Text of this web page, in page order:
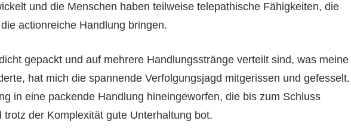
und die Menschen haben teilweise telepathische Fähigkeiten, die
actionreiche Handlung bringen.
gepackt und auf mehrere Handlungsstränge verteilt sind, was meine
hat mich die spannende Verfolgungsjagd mitgerissen und gefesselt.
in eine packende Handlung hineingeworfen, die bis zum Schluss
der Komplexität gute Unterhaltung bot.